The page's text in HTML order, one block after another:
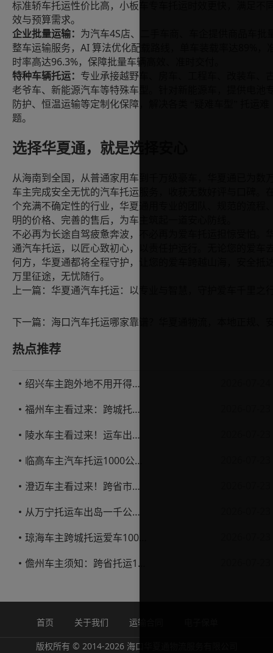
标准轿车托运性价比高，小板车专车托运时效更快，满足不
效与预算需求。
企业批量运输： 为汽车4S店、二手车商、车企提供商品车批
整车运输服务， AI 算法优化配载路线，单车装载率达89%
时率高达96.3%，保障批量车辆高效、准时交付。
特种车辆托运： 专业承接越野车、房车、工程车、改装车、
老爷车、新能源汽车等特殊车型。针对新能源车，提供电池
防护、恒温运输等定制化保障，解决各类
题。
选择华夏通，就是选择安心
从海南到全国，从普通家用车到千万级豪车，华夏通已为数
车主完成安全无忧的汽车托运服务，收获无数好评与口碑。
个充满不确定性的行业，华夏通用专业的团队、规范的流程
明的价格、完善的售后，为车主筑起一道安心防线。
不必再为长途自驾疲惫奔波，不必再为爱车托运担惊受怕。
通汽车托运，以匠心致初心，以责任护远行。无论您的爱车
何方，华夏通都将全程守护，让您的爱车跨越山海，安全抵
万里征途，无忧随行。
上一篇： 华夏通汽车托运：以专业与智慧，守护爱车千里之
下一篇：
热点推荐
绍兴车主跑外地不用开得累？这份汽车托运实用指南收好不亏
福州车主看过来：跨城托运1000公里，这笔账要怎么算才不亏
陵水车主看过来！运车出岛一千公里，这笔账得这么算
临高车主汽车托运1000公里省钱避坑指南
澄迈车主看过来！跨省市托运私家车，这些账得算明白
从万宁托运车出岛一千公里，这笔钱该怎么花才不踩坑
儋州车主须知：跨省托运1000公里费用怎么算？
首页 关于我们 运输合同
版权所有 © 2014-2026 海口华夏通物流服务有限公司